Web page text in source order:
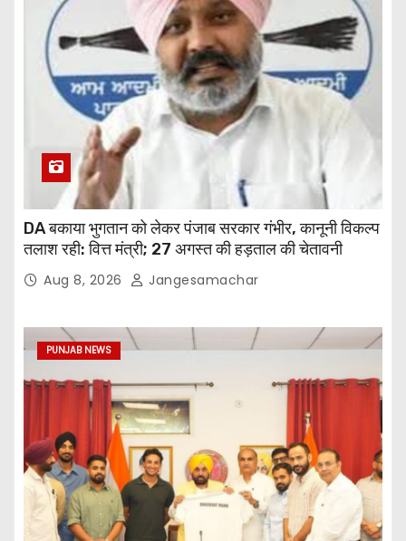
DA बकाया भुगतान को लेकर पंजाब सरकार गंभीर, कानूनी विकल्प
तलाश रही: वित्त मंत्री; 27 अगस्त की हड़ताल की चेतावनी
Aug 8, 2026 Jangesamachar
PUNJAB NEWS